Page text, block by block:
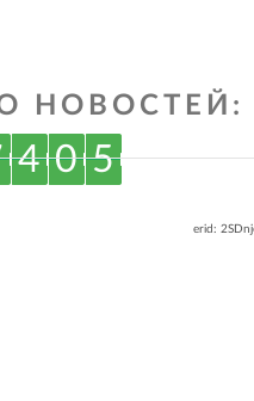
НОВОСТЕЙ:
4 0 5
erid: